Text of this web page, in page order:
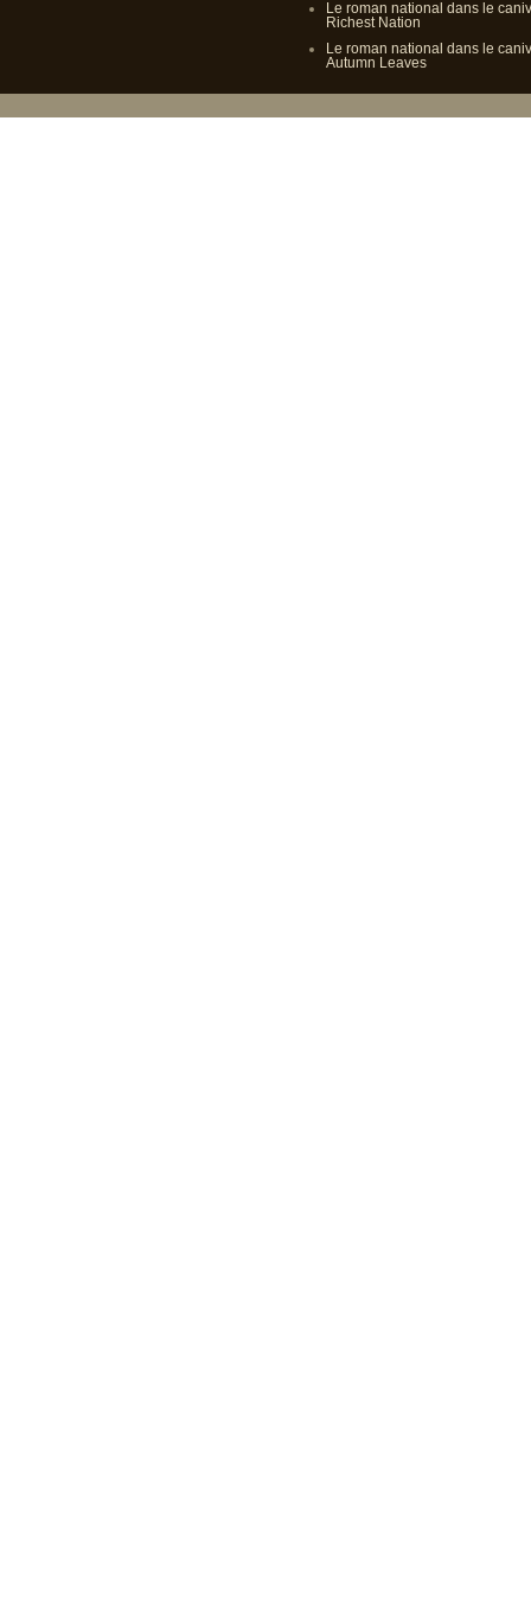
Le roman national dans le
Richest Nation
Le roman national dans le
Autumn Leaves